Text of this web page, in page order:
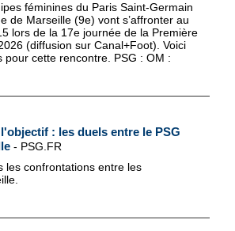
féminines du Paris Saint-Germain
de Marseille (9e) vont s’affronter au
lors de la 17e journée de la Première
(diffusion sur Canal+Foot). Voici
pour cette rencontre. PSG : OM :
: les duels entre le PSG
- PSG.FR
les confrontations entre les